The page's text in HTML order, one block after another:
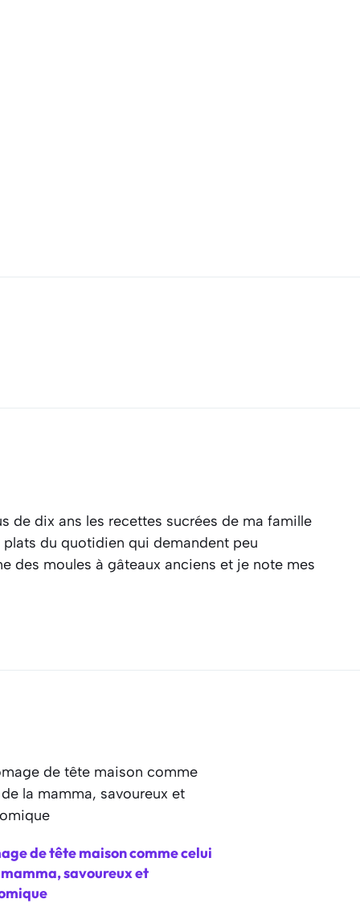
de dix ans les recettes sucrées de ma famille
du quotidien qui demandent peu
des moules à gâteaux anciens et je note mes
de tête maison comme celui
savoureux et